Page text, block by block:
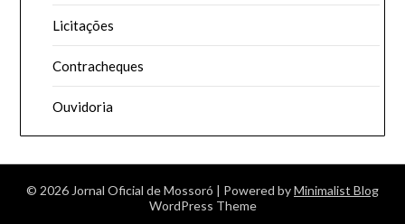
Licitações
Contracheques
Ouvidoria
© 2026 Jornal Oficial de Mossoró | Powered byMinimalist Blog
WordPress Theme